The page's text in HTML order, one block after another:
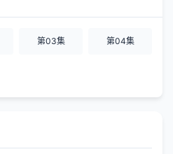
第03集 第04集